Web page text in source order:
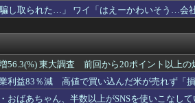
ずか2年で20.7ポイント増、東...
初放送決定！！8月28日！！
ちゃり腹、ヌケる
し取られた…」 ワイ「はえーかわいそう…会
56.3(%) 東大調査 前回から20ポイント以上の
利益83％減 高値で買い込んだ米が売れず「
おばあちゃん、半数以上がSNSを使いこなし